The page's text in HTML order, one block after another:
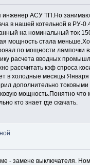
АСУ ТП.Но
в нашей котельной в РУ-
на номинальный ток
мощность стала
по мощности лампочки
расчета вводных
рассчитать кэф спроса
в холодные месяцы
дополнительно
мощность.Понятно
кто знает где скачать.
- замене выключателя.